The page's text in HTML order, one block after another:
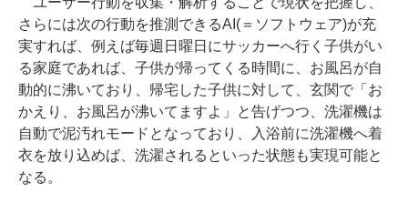
さらには次の行動を推測できるAI(＝ソフトウェア)が充
実すれば、例えば毎週日曜日にサッカーへ行く子供がい
る家庭であれば、子供が帰ってくる時間に、お風呂が自
動的に沸いており、帰宅した子供に対して、玄関で「お
かえり、お風呂が沸いてますよ」と告げつつ、洗濯機は
自動で泥汚れモードとなっており、入浴前に洗濯機へ着
衣を放り込めば、洗濯されるといった状態も実現可能と
なる。